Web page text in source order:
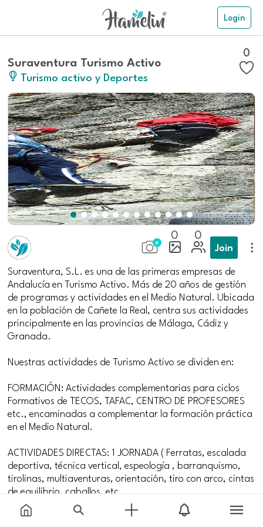
Login
Suraventura Turismo Activo
Turismo activo y Deportes
0
0 0
Join
Suraventura, S.L. es una de las primeras empresas de
Andalucía en Turismo Activo. Más de 20 años de gestión
de programas y actividades en el Medio Natural. Ubicada
en la población de Cañete la Real, centra sus actividades
principalmente en las provincias de Málaga, Cádiz y
Granada.
Nuestras actividades de Turismo Activo se dividen en:
FORMACIÓN: Actividades complementarias para ciclos
Formativos de TECOS, TAFAC, CENTRO DE PROFESORES
etc., encaminadas a complementar la formación práctica
en el Medio Natural.
ACTIVIDADES DIRECTAS: 1 JORNADA ( Ferratas, escalada
deportiva, técnica vertical, espeología , barranquismo,
tirolinas, multiaventuras, orientación, tiro con arco, cintas
de equilibrio, caballos, etc.
+ DE 1 DÍA: Campamentos, cursos formativos / escalada,